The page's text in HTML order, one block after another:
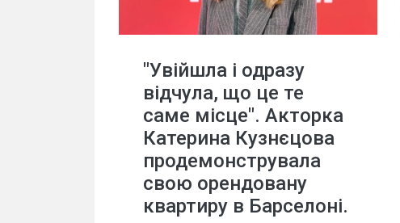
"Увійшла і одразу
відчула, що це те
саме місце". Акторка
Катерина Кузнєцова
продемонструвала
свою орендовану
квартиру в Барселоні.